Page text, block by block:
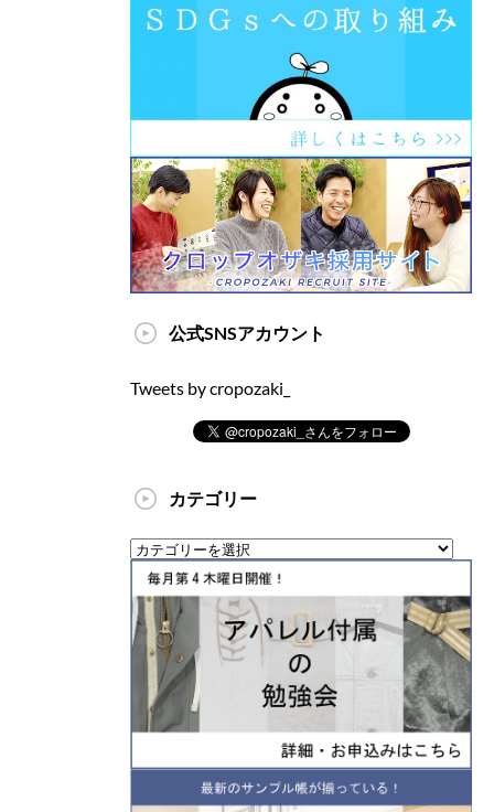
公式SNSアカウント
Tweets by cropozaki_
カテゴリー